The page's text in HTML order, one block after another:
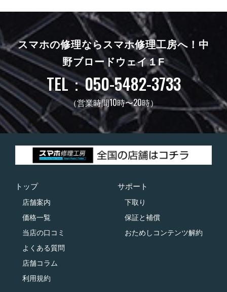
スマホの修理ならスマホ修理工房へ！ 中
野ブロードウェイ１F
TEL：050-5482-3733
（営業時間10時〜20時）
トップ
店舗案内
価格一覧
当店の口コミ
よくある質問
店舗コラム
利用規約
サポート
下取り
保証と補償
おためしコンテンツ解約